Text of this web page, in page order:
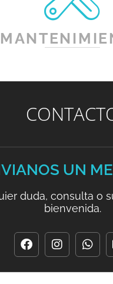
UN
duda, consulta o
bienvenida.